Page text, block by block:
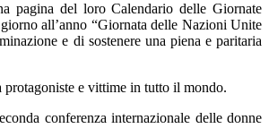
pagina del loro Calendario delle Giornate
all’anno “Giornata delle Nazioni Unite
e di sostenere una piena e paritaria
e vittime in tutto il mondo.
conferenza internazionale delle donne